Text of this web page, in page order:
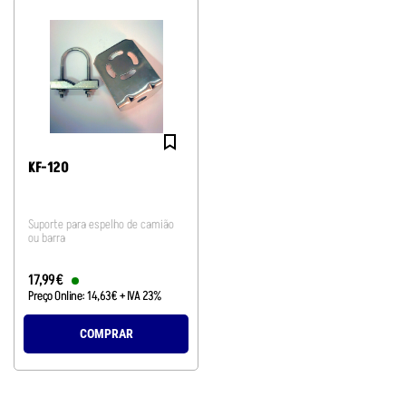
KF-120
Suporte para espelho de camião
ou barra
17,99€
Preço Online:14,63€+ IVA 23%
COMPRAR